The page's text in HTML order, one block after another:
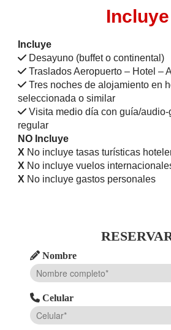
Incluye
Incluye
Desayuno (buffet o continental)
Traslados Aeropuerto – Hotel –
Tres noches de alojamiento en
seleccionada o similar
Visita medio día con guía/audio-
regular
NO Incluye
X No incluye tasas turísticas
X No incluye vuelos
X No incluye gastos personales
Nombre
Celular